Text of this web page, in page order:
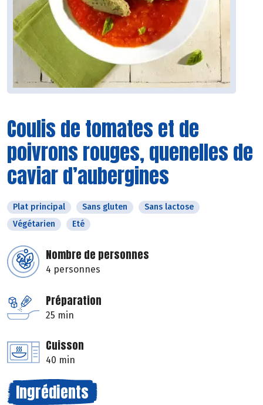
Coulis de tomates et de
poivrons rouges, quenelles de
caviar d’aubergines
Plat principal Sans gluten
Sans lactose
Végétarien
Eté
Nombre de personnes
4 personnes
Préparation
25 min
Cuisson
40 min
Ingrédients